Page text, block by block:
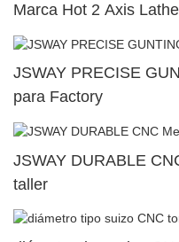
Marca Hot 2 Axis
JSWAY PRECISE
para Factory
JSWAY DURABLE
taller